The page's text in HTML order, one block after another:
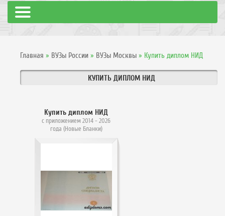
Главная » ВУЗы России » ВУЗы Москвы » Купить диплом НИД
КУПИТЬ ДИПЛОМ НИД
Купить диплом НИД
с приложением 2014 - 2026
года (Новые Бланки)